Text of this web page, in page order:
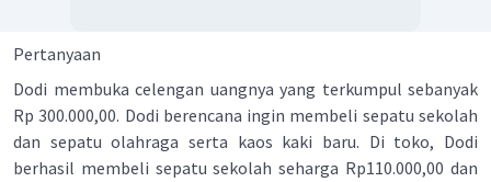
Pertanyaan
Dodi membuka celengan uangnya yang terkumpul sebanyak
Rp 300.000,00. Dodi berencana ingin membeli sepatu sekolah
dan sepatu olahraga serta kaos kaki baru. Di toko, Dodi
berhasil membeli sepatu sekolah seharga Rp110.000,00 dan